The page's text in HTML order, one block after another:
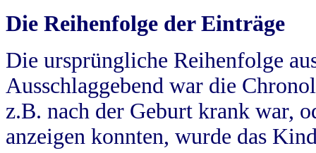
Die Reihenfolge der Einträge
Die ursprüngliche Reihenfolge
Ausschlaggebend war die
z.B. nach der Geburt krank war,
anzeigen konnten, wurde das